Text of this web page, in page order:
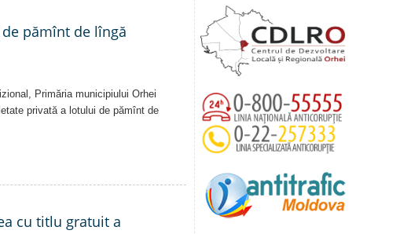
pămînt de lîngă
Primăria municipiului Orhei
privată a lotului de pămînt de
cu titlu gratuit a